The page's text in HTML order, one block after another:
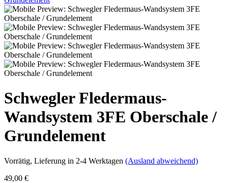
Schwegler Fledermaus-
Wandsystem 3FE Oberschale /
Grundelement
Vorrätig, Lieferung in 2-4 Werktagen (Ausland abweichend)
49,00 €